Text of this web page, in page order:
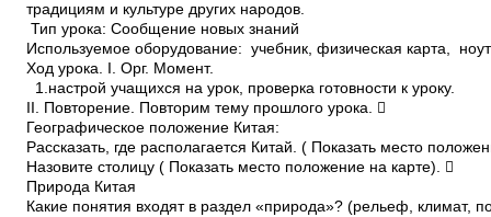
традициям и культуре других народов.
Тип урока: Сообщение новых знаний
Используемое оборудование: учебник, физическая карта,
Ход урока. I. Орг. Момент.
1.настрой учащихся на урок, проверка готовности к уроку.
II. Повторение. Повторим тему прошлого урока. 
Географическое положение Китая:
Рассказать, где располагается Китай. ( Показать место
Назовите столицу ( Показать место положение на карте). 
Природа Китая
Какие понятия входят в раздел «природа»? (рельеф, климат,